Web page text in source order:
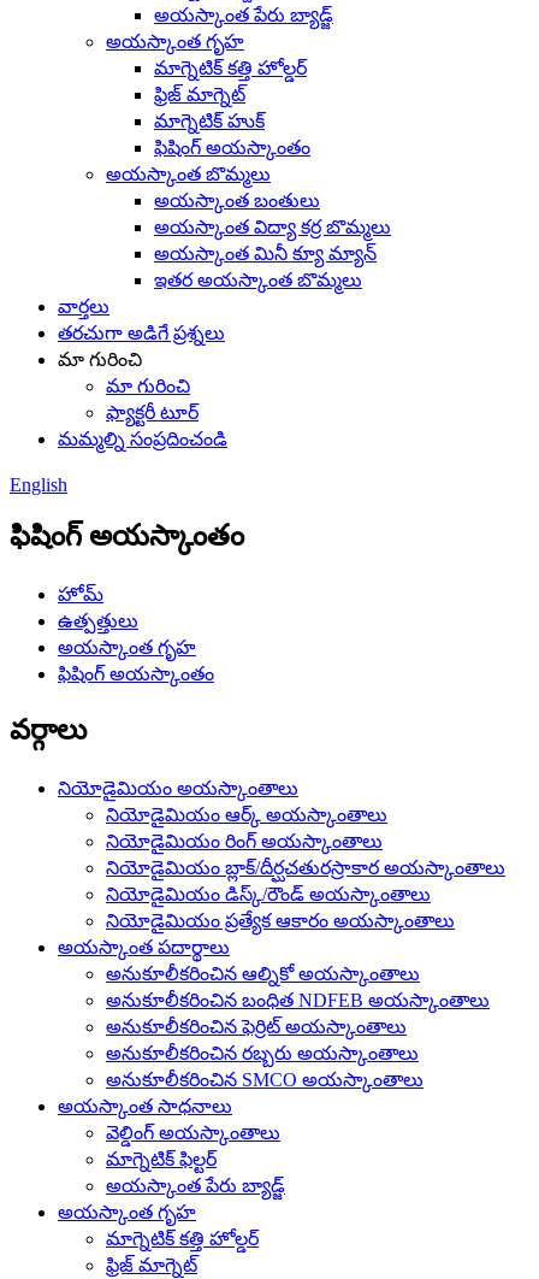
అయస్కాంత పేరు బ్యాడ్జ్
అయస్కాంత గృహ
మాగ్నెటిక్ కత్తి హోల్డర్
ఫ్రిజ్ మాగ్నెట్
మాగ్నెటిక్ హుక్
ఫిషింగ్ అయస్కాంతం
అయస్కాంత బొమ్మలు
అయస్కాంత బంతులు
అయస్కాంత విద్యా కర్ర బొమ్మలు
అయస్కాంత మినీ క్యూ మ్యాన్
ఇతర అయస్కాంత బొమ్మలు
వార్తలు
తరచుగా అడిగే ప్రశ్నలు
మా గురించి
మా గురించి
ఫ్యాక్టరీ టూర్
మమ్మల్ని సంప్రదించండి
English
ఫిషింగ్ అయస్కాంతం
హోమ్
ఉత్పత్తులు
అయస్కాంత గృహ
ఫిషింగ్ అయస్కాంతం
వర్గాలు
నియోడైమియం అయస్కాంతాలు
నియోడైమియం ఆర్క్ అయస్కాంతాలు
నియోడైమియం రింగ్ అయస్కాంతాలు
నియోడైమియం బ్లాక్/దీర్ఘచతురస్రాకార అయస్కాంతాలు
నియోడైమియం డిస్క్/రౌండ్ అయస్కాంతాలు
నియోడైమియం ప్రత్యేక ఆకారం అయస్కాంతాలు
అయస్కాంత పదార్థాలు
అనుకూలీకరించిన ఆల్నికో అయస్కాంతాలు
అనుకూలీకరించిన బంధిత NDFEB అయస్కాంతాలు
అనుకూలీకరించిన ఫెర్రిట్ అయస్కాంతాలు
అనుకూలీకరించిన రబ్బరు అయస్కాంతాలు
అనుకూలీకరించిన SMCO అయస్కాంతాలు
అయస్కాంత సాధనాలు
వెల్డింగ్ అయస్కాంతాలు
మాగ్నెటిక్ ఫిల్టర్
అయస్కాంత పేరు బ్యాడ్జ్
అయస్కాంత గృహ
మాగ్నెటిక్ కత్తి హోల్డర్
ఫ్రిజ్ మాగ్నెట్